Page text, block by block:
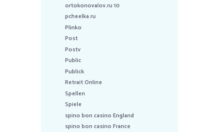
ortokonovalov.ru 10
pcheelka.ru
Plinko
Post
Postv
Public
Publick
Retrait Online
Spellen
Spiele
spino bon casino England
spino bon casino France